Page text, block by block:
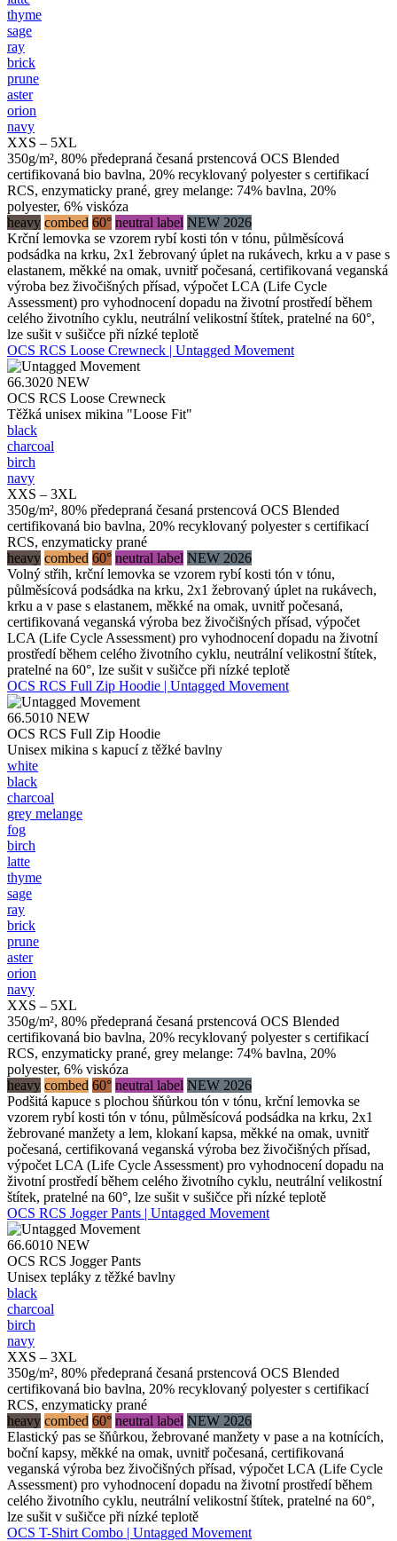
thyme
sage
ray
brick
prune
aster
orion
navy
XXS – 5XL
350g/m², 80% předepraná česaná prstencová OCS Blended
certifikovaná bio bavlna, 20% recyklovaný polyester s certifikací
RCS, enzymaticky prané, grey melange: 74% bavlna, 20%
polyester, 6% viskóza
heavy combed 60° neutral label NEW 2026
Krční lemovka se vzorem rybí kosti tón v tónu, půlměsícová
podsádka na krku, 2x1 žebrovaný úplet na rukávech, krku a v pase s
elastanem, měkké na omak, uvnitř počesaná, certifikovaná veganská
výroba bez živočišných přísad, výpočet LCA (Life Cycle
Assessment) pro vyhodnocení dopadu na životní prostředí během
celého životního cyklu, neutrální velikostní štítek, pratelné na 60°,
lze sušit v sušičce při nízké teplotě
OCS RCS Loose Crewneck | Untagged Movement
66.3020 NEW
OCS RCS Loose Crewneck
Těžká unisex mikina "Loose Fit"
black
charcoal
birch
navy
XXS – 3XL
350g/m², 80% předepraná česaná prstencová OCS Blended
certifikovaná bio bavlna, 20% recyklovaný polyester s certifikací
RCS, enzymaticky prané
heavy combed 60° neutral label NEW 2026
Volný střih, krční lemovka se vzorem rybí kosti tón v tónu,
půlměsícová podsádka na krku, 2x1 žebrovaný úplet na rukávech,
krku a v pase s elastanem, měkké na omak, uvnitř počesaná,
certifikovaná veganská výroba bez živočišných přísad, výpočet
LCA (Life Cycle Assessment) pro vyhodnocení dopadu na životní
prostředí během celého životního cyklu, neutrální velikostní štítek,
pratelné na 60°, lze sušit v sušičce při nízké teplotě
OCS RCS Full Zip Hoodie | Untagged Movement
66.5010 NEW
OCS RCS Full Zip Hoodie
Unisex mikina s kapucí z těžké bavlny
white
black
charcoal
grey melange
fog
birch
latte
thyme
sage
ray
brick
prune
aster
orion
navy
XXS – 5XL
350g/m², 80% předepraná česaná prstencová OCS Blended
certifikovaná bio bavlna, 20% recyklovaný polyester s certifikací
RCS, enzymaticky prané, grey melange: 74% bavlna, 20%
polyester, 6% viskóza
heavy combed 60° neutral label NEW 2026
Podšitá kapuce s plochou šňůrkou tón v tónu, krční lemovka se
vzorem rybí kosti tón v tónu, půlměsícová podsádka na krku, 2x1
žebrované manžety a lem, klokaní kapsa, měkké na omak, uvnitř
počesaná, certifikovaná veganská výroba bez živočišných přísad,
výpočet LCA (Life Cycle Assessment) pro vyhodnocení dopadu na
životní prostředí během celého životního cyklu, neutrální velikostní
štítek, pratelné na 60°, lze sušit v sušičce při nízké teplotě
OCS RCS Jogger Pants | Untagged Movement
66.6010 NEW
OCS RCS Jogger Pants
Unisex tepláky z těžké bavlny
black
charcoal
birch
navy
XXS – 3XL
350g/m², 80% předepraná česaná prstencová OCS Blended
certifikovaná bio bavlna, 20% recyklovaný polyester s certifikací
RCS, enzymaticky prané
heavy combed 60° neutral label NEW 2026
Elastický pas se šňůrkou, žebrované manžety v pase a na kotnících,
boční kapsy, měkké na omak, uvnitř počesaná, certifikovaná
veganská výroba bez živočišných přísad, výpočet LCA (Life Cycle
Assessment) pro vyhodnocení dopadu na životní prostředí během
celého životního cyklu, neutrální velikostní štítek, pratelné na 60°,
lze sušit v sušičce při nízké teplotě
OCS T-Shirt Combo | Untagged Movement